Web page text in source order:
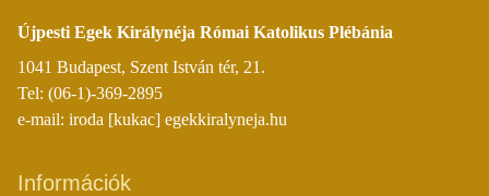
Újpesti Egek Királynéja Római Katolikus Plébánia
1041 Budapest, Szent István tér, 21.
Tel: (06-1)-369-2895
e-mail: iroda [kukac] egekkiralyneja.hu
Információk